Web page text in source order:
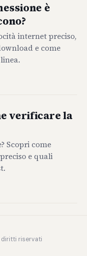
è
internet preciso,
e come
verificare la
Scopri come
e quali
diritti riservati